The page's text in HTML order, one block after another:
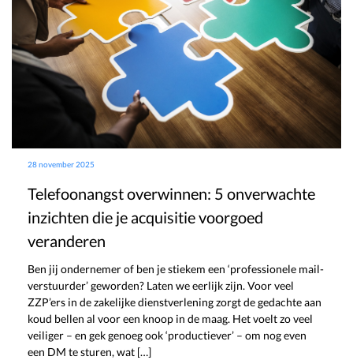
28 november 2025
Telefoonangst overwinnen: 5 onverwachte
inzichten die je acquisitie voorgoed
veranderen
Ben jij ondernemer of ben je stiekem een ‘professionele mail-
verstuurder’ geworden? Laten we eerlijk zijn. Voor veel
ZZP’ers in de zakelijke dienstverlening zorgt de gedachte aan
koud bellen al voor een knoop in de maag. Het voelt zo veel
veiliger – en gek genoeg ook ‘productiever’ – om nog even
een DM te sturen, wat […]